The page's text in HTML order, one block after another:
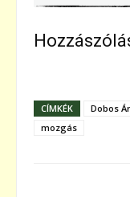
CÍMKÉK Dobos
mozgás